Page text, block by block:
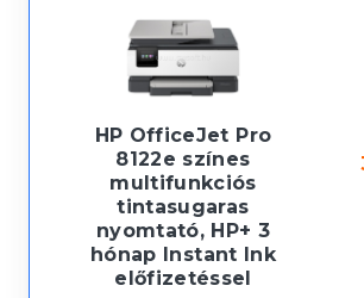
HP OfficeJet Pro
8122e színes
multifunkciós
tintasugaras
nyomtató, HP+ 3
hónap Instant Ink
előfizetéssel